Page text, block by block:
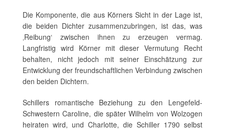
Die Komponente, die aus Körners Sicht in der Lage ist,
die beiden Dichter zusammenzubringen, ist das, was
‚Reibung‘ zwischen ihnen zu erzeugen vermag.
Langfristig wird Körner mit dieser Vermutung Recht
behalten, nicht jedoch mit seiner Einschätzung zur
Entwicklung der freundschaftlichen Verbindung zwischen
den beiden Dichtern.
Schillers romantische Beziehung zu den Lengefeld-
Schwestern Caroline, die später Wilhelm von Wolzogen
heiraten wird, und Charlotte, die Schiller 1790 selbst